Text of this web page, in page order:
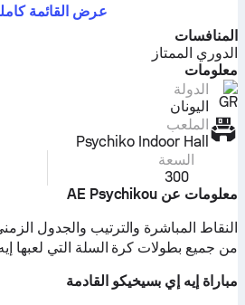
عرض القائمة
المنافسات
الدوري الممتاز
معلومات
الدولة
اليونان
الملعب
Psychiko Indoor Hall
السعة
300
معلومات عن AE Psychikou
النقاط المباشرة والترتيب والجدول
من جميع بطولات كرة السلة التي لعبها
مباراة إيه إي بسيخيكو القادمة